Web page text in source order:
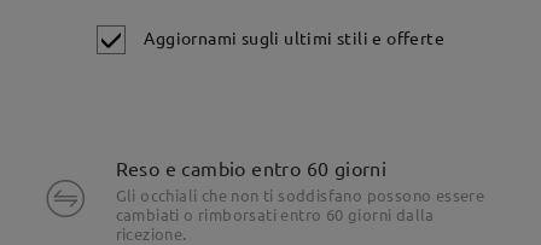
Dettagli del prodotto
Aggiornami sugli ultimi stili e offerte
Reso e cambio entro 60 giorni
Gli occhiali che non ti soddisfano possono essere
cambiati o rimborsati entro 60 giorni dalla
ricezione.